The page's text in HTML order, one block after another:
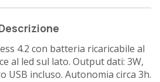
4.2 con batteria ricaricabile al
al led sul lato. Output dati: 3W,
USB incluso. Autonomia circa 3h.